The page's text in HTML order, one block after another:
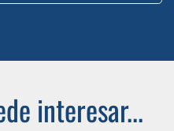
interesar...